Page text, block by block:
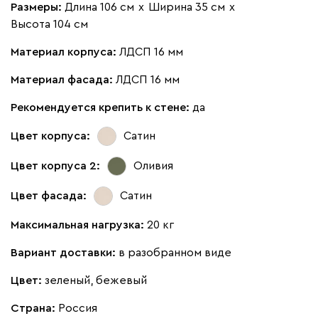
Размеры: Длина 106 см х Ширина 35 см х
Высота 104 см
Материал корпуса: ЛДСП 16 мм
Материал фасада: ЛДСП 16 мм
Рекомендуется крепить к стене: да
Цвет корпуса: Сатин
Цвет корпуса 2: Оливия
Цвет фасада: Сатин
Максимальная нагрузка: 20 кг
Вариант доставки: в разобранном виде
Цвет: зеленый, бежевый
Страна: Россия